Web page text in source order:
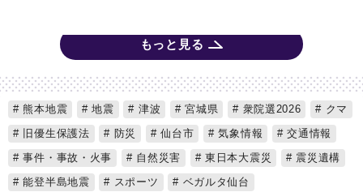
もっと見る
熊本地震 地震 津波 宮城県 衆院選2026
クマ
旧優生保護法
防災 仙台市 気象情報
交通情報
事件・事故・火事
自然災害 東日本大震災
震災遺構
能登半島地震
スポーツ
ベガルタ仙台